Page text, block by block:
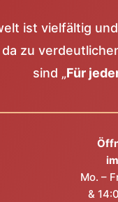
ist vielfältig
zu
sind „Für
Mo. –
&